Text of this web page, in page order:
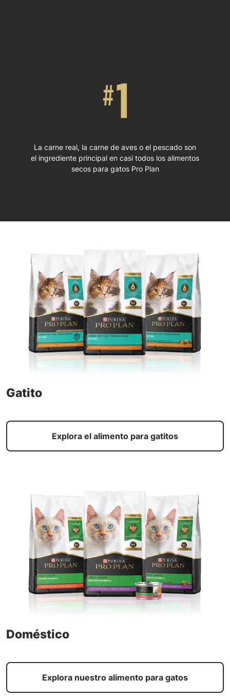
La carne real, la carne de aves o el pescado son
el ingrediente principal en casi todos los alimentos
secos para gatos Pro Plan
Gatito
Explora el alimento para gatitos
Doméstico
Explora nuestro alimento para gatos